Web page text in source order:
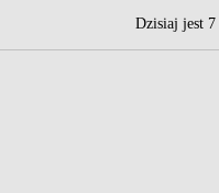
Dzisiaj jest 7